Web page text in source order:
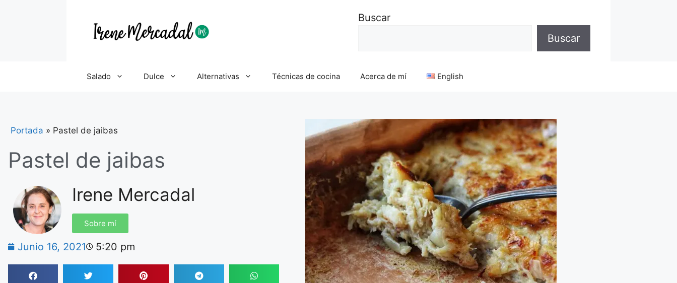
Buscar
Buscar
Salado Dulce Alternativas Técnicas de cocina Acerca de mí English
Portada » Pastel de jaibas
Pastel de jaibas
Irene Mercadal
Sobre mí
Junio 16, 2021 5:20 pm